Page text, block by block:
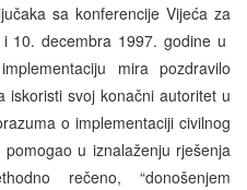
sa konferencije Vijeća za
10. decembra 1997. godine u
mira pozdravilo
iskoristi svoj konačni autoritet u
o implementaciji civilnog
u iznalaženju rješenja
rečeno, “donošenjem